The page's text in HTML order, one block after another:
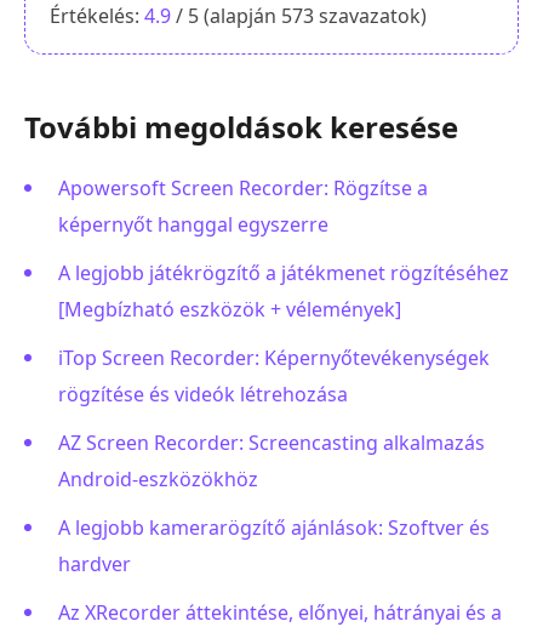
Értékelés: 4.9/ 5 (alapján 573szavazatok)
További megoldások keresése
Apowersoft Screen Recorder: Rögzítse a
képernyőt hanggal egyszerre
A legjobb játékrögzítő a játékmenet rögzítéséhez
[Megbízható eszközök + vélemények]
iTop Screen Recorder: Képernyőtevékenységek
rögzítése és videók létrehozása
AZ Screen Recorder: Screencasting alkalmazás
Android-eszközökhöz
A legjobb kamerarögzítő ajánlások: Szoftver és
hardver
Az XRecorder áttekintése, előnyei, hátrányai és a